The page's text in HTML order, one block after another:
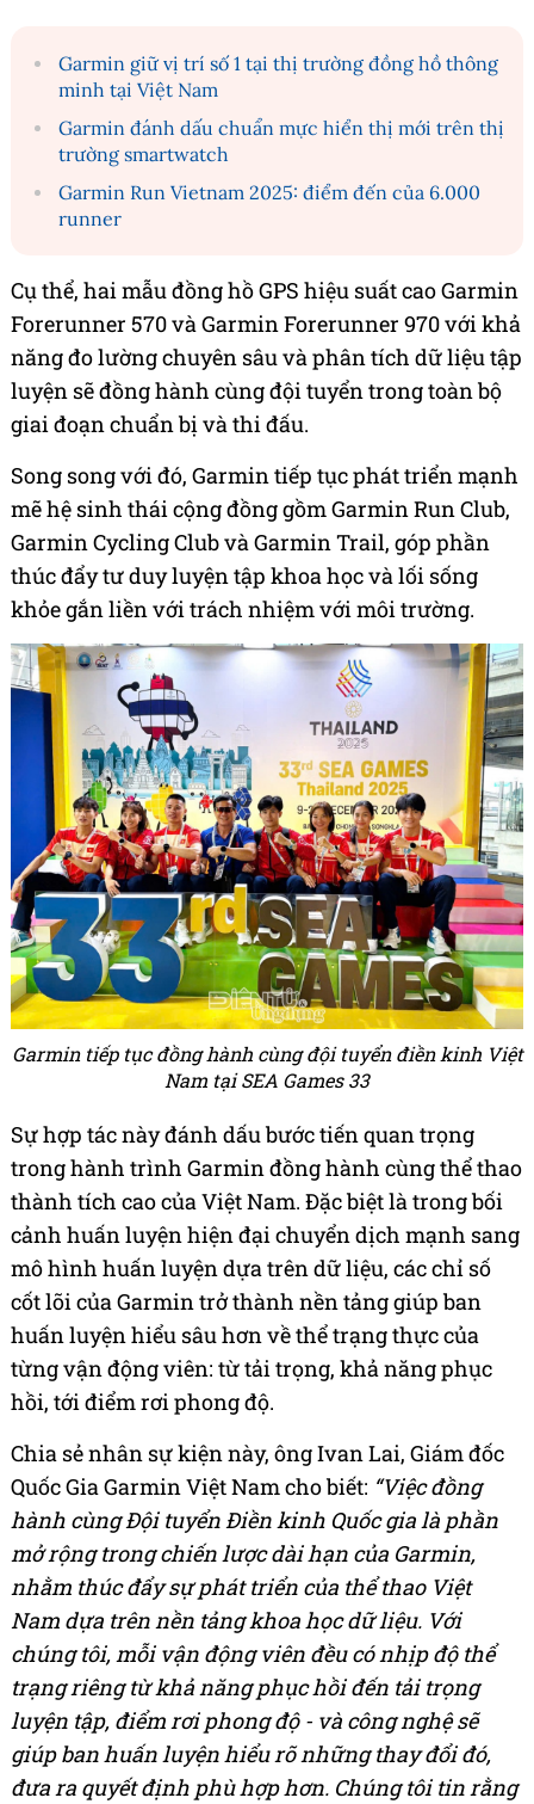
Garmin giữ vị trí số 1 tại thị trường đồng hồ thông
minh tại Việt Nam
Garmin đánh dấu chuẩn mực hiển thị mới trên thị
trường smartwatch
Garmin Run Vietnam 2025: điểm đến của 6.000
runner
Cụ thể, hai mẫu đồng hồ GPS hiệu suất cao Garmin
Forerunner 570 và Garmin Forerunner 970 với khả
năng đo lường chuyên sâu và phân tích dữ liệu tập
luyện sẽ đồng hành cùng đội tuyển trong toàn bộ
giai đoạn chuẩn bị và thi đấu.
Song song với đó, Garmin tiếp tục phát triển mạnh
mẽ hệ sinh thái cộng đồng gồm Garmin Run Club,
Garmin Cycling Club và Garmin Trail, góp phần
thúc đẩy tư duy luyện tập khoa học và lối sống
khỏe gắn liền với trách nhiệm với môi trường.
Garmin tiếp tục đồng hành cùng đội tuyển điền kinh Việt
Nam tại SEA Games 33
Sự hợp tác này đánh dấu bước tiến quan trọng
trong hành trình Garmin đồng hành cùng thể thao
thành tích cao của Việt Nam. Đặc biệt là trong bối
cảnh huấn luyện hiện đại chuyển dịch mạnh sang
mô hình huấn luyện dựa trên dữ liệu, các chỉ số
cốt lõi của Garmin trở thành nền tảng giúp ban
huấn luyện hiểu sâu hơn về thể trạng thực của
từng vận động viên: từ tải trọng, khả năng phục
hồi, tới điểm rơi phong độ.
Chia sẻ nhân sự kiện này, ông Ivan Lai, Giám đốc
Quốc Gia Garmin Việt Nam cho biết: “Việc đồng
hành cùng Đội tuyển Điền kinh Quốc gia là phần
mở rộng trong chiến lược dài hạn của Garmin,
nhằm thúc đẩy sự phát triển của thể thao Việt
Nam dựa trên nền tảng khoa học dữ liệu. Với
chúng tôi, mỗi vận động viên đều có nhịp độ thể
trạng riêng từ khả năng phục hồi đến tải trọng
luyện tập, điểm rơi phong độ - và công nghệ sẽ
giúp ban huấn luyện hiểu rõ những thay đổi đó,
đưa ra quyết định phù hợp hơn. Chúng tôi tin rằng